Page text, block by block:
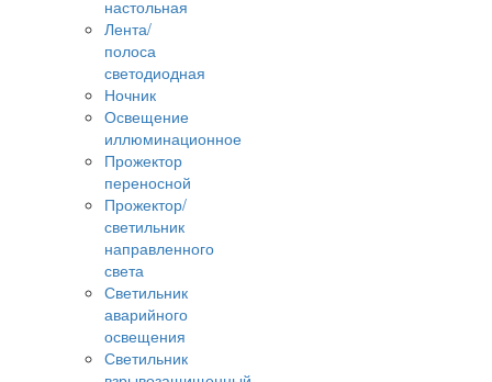
настольная
Лента/
полоса
светодиодная
Ночник
Освещение
иллюминационное
Прожектор
переносной
Прожектор/
светильник
направленного
света
Светильник
аварийного
освещения
Светильник